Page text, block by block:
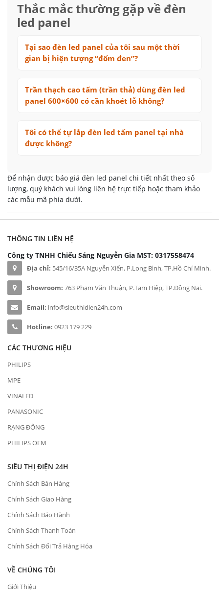
Thắc mắc thường gặp về đèn
led panel
Tại sao đèn led panel của tôi sau một thời
gian bị hiện tượng “đốm đen”?
Trần thạch cao tấm (trần thả) dùng đèn led
panel 600×600 có cần khoét lỗ không?
Tôi có thể tự lắp đèn led tấm panel tại nhà
được không?
Để nhận được báo giá đèn led panel chi tiết nhất theo số
lượng, quý khách vui lòng liên hệ trực tiếp hoặc tham khảo
các mẫu mã phía dưới.
THÔNG TIN LIÊN HỆ
Công ty TNHH Chiếu Sáng Nguyễn Gia MST: 0317558474
Địa chỉ: 545/16/35A Nguyễn Xiển, P.Long Bình, TP.Hồ Chí Minh.
Showroom: 763 Phạm Văn Thuận, P.Tam Hiệp, TP.Đồng Nai.
Email: info@sieuthidien24h.com
Hotline: 0923 179 229
CÁC THƯƠNG HIỆU
PHILIPS
MPE
VINALED
PANASONIC
RẠNG ĐÔNG
PHILIPS OEM
SIÊU THỊ ĐIỆN 24H
Chính Sách Bán Hàng
Chính Sách Giao Hàng
Chính Sách Bảo Hành
Chính Sách Thanh Toán
Chính Sách Đổi Trả Hàng Hóa
VỀ CHÚNG TÔI
Giới Thiệu